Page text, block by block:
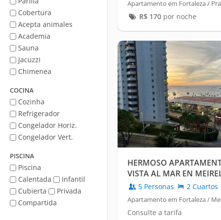
Cobertura
Acepta animales
Academia
Sauna
Jacuzzi
Chimenea
COCINA
Cozinha
Refrigerador
Congelador Horiz.
Congelador Vert.
PISCINA
Piscina
Calentada
Infantil
Cubierta
Privada
Compartida
Apartamento em Fortaleza /
R$ 170por noche
HERMOSO
VISTA AL MAR EN
5 Personas 2 Cuartos
Apartamento em Fortaleza /
Consulte a tarifa